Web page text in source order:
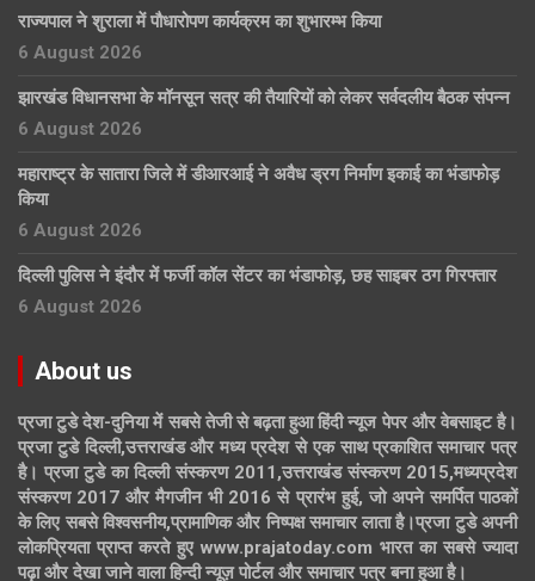
राज्यपाल ने शुराला में पौधारोपण कार्यक्रम का शुभारम्भ किया
6 August 2026
झारखंड विधानसभा के मॉनसून सत्र की तैयारियों को लेकर सर्वदलीय बैठक संपन्न
6 August 2026
महाराष्ट्र के सातारा जिले में डीआरआई ने अवैध ड्रग निर्माण इकाई का भंडाफोड़
किया
6 August 2026
दिल्ली पुलिस ने इंदौर में फर्जी कॉल सेंटर का भंडाफोड़, छह साइबर ठग गिरफ्तार
6 August 2026
About us
प्रजा टुडे देश-दुनिया में सबसे तेजी से बढ़ता हुआ हिंदी न्यूज पेपर और वेबसाइट है।
प्रजा टुडे दिल्ली,उत्तराखंड और मध्य प्रदेश से एक साथ प्रकाशित समाचार पत्र
है। प्रजा टुडे का दिल्ली संस्करण 2011,उत्तराखंड संस्करण 2015,मध्यप्रदेश
संस्करण 2017 और मैगजीन भी 2016 से प्रारंभ हुई, जो अपने समर्पित पाठकों
के लिए सबसे विश्वसनीय,प्रामाणिक और निष्पक्ष समाचार लाता है।प्रजा टुडे अपनी
लोकप्रियता प्राप्त करते हुए www.prajatoday.com भारत का सबसे ज्यादा
पढ़ा और देखा जाने वाला हिन्दी न्यूज़ पोर्टल और समाचार पत्र बना हुआ है।